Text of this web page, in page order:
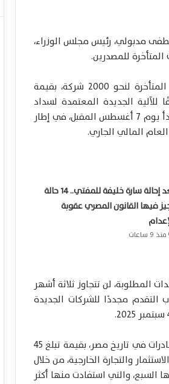
مدبولي، رئيس مجلس الوزراء،
للمصدرين.
واستعرض وزير المالية خلال اللقاء تفاصيل صرف الدفعة الأولى من المستحقات المتأخرة لنحو 2000 شركة، بقيمة
النقدية، وفقًا للآلية الجديدة المعتمدة لسداد
مستحقات المشحونات حتى نهاية يونيو 2024. وأكد الوزير أن صرف هذه الدفعة سيبدأ يوم 7 أغسطس المقبل، في إطار
المالي الجاري.
بعد إحالة سارة خليفة للمفتي.. 14 حالة
فيها القانون المصري عقوبة
منذ 9 ساعات
المطلوبة، لن تتجاوز ثلاثة أشهر
التقدم مجددًا للشركات الجديدة
وأضاف وزير المالية أن العام المالي الحالي يشهد تخصيص أعلى ميزانية لدعم الصادرات في تاريخ مصر، بقيمة تبلغ 45
منذ عام 2019، بالتعاون مع وزارة الاستثمار والتجارة الخارجية، من خلال
السبع، والتي استفادت منها أكثر